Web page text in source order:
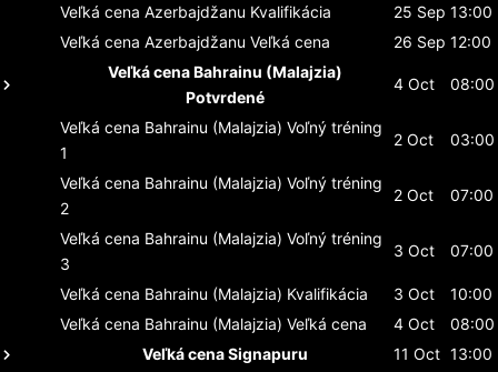
Veľká cena Azerbajdžanu Kvalifikácia 25 Sep 13:00
Veľká cena Azerbajdžanu Veľká cena 26 Sep 12:00
Veľká cena Bahrainu (Malajzia)
Potvrdené
4 Oct 08:00
Veľká cena Bahrainu (Malajzia) Voľný tréning
1
2 Oct 03:00
Veľká cena Bahrainu (Malajzia) Voľný tréning
2
2 Oct 07:00
Veľká cena Bahrainu (Malajzia) Voľný tréning
3
3 Oct 07:00
Veľká cena Bahrainu (Malajzia) Kvalifikácia 3 Oct
10:00
Veľká cena Bahrainu (Malajzia) Veľká cena 4 Oct
08:00
Veľká cena Signapuru
11 Oct 13:00